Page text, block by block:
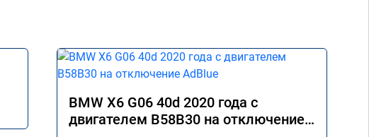
BMW X6 G06 40d 2020 года с
двигателем B58B30 на отключение